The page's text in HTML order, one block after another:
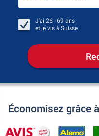
J'ai 26 - 69 ans
et je vis à Suisse
Économisez grâce